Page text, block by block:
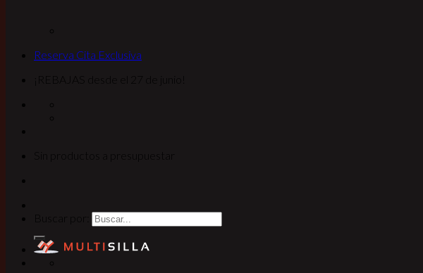
Reserva Cita Exclusiva